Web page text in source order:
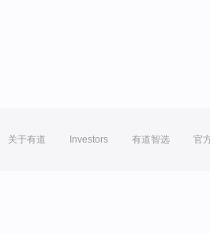
关于有道 Investors 有道智选 官